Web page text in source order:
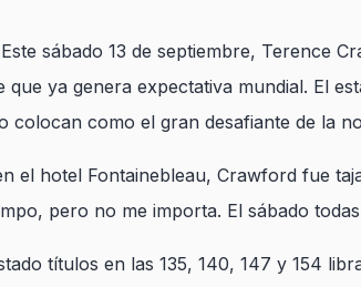
sábado 13 de septiembre, Terence
ya genera expectativa mundial. El
colocan como el gran desafiante de la
el hotel Fontainebleau, Crawford fue
pero no me importa. El sábado
títulos en las 135, 140, 147 y 154